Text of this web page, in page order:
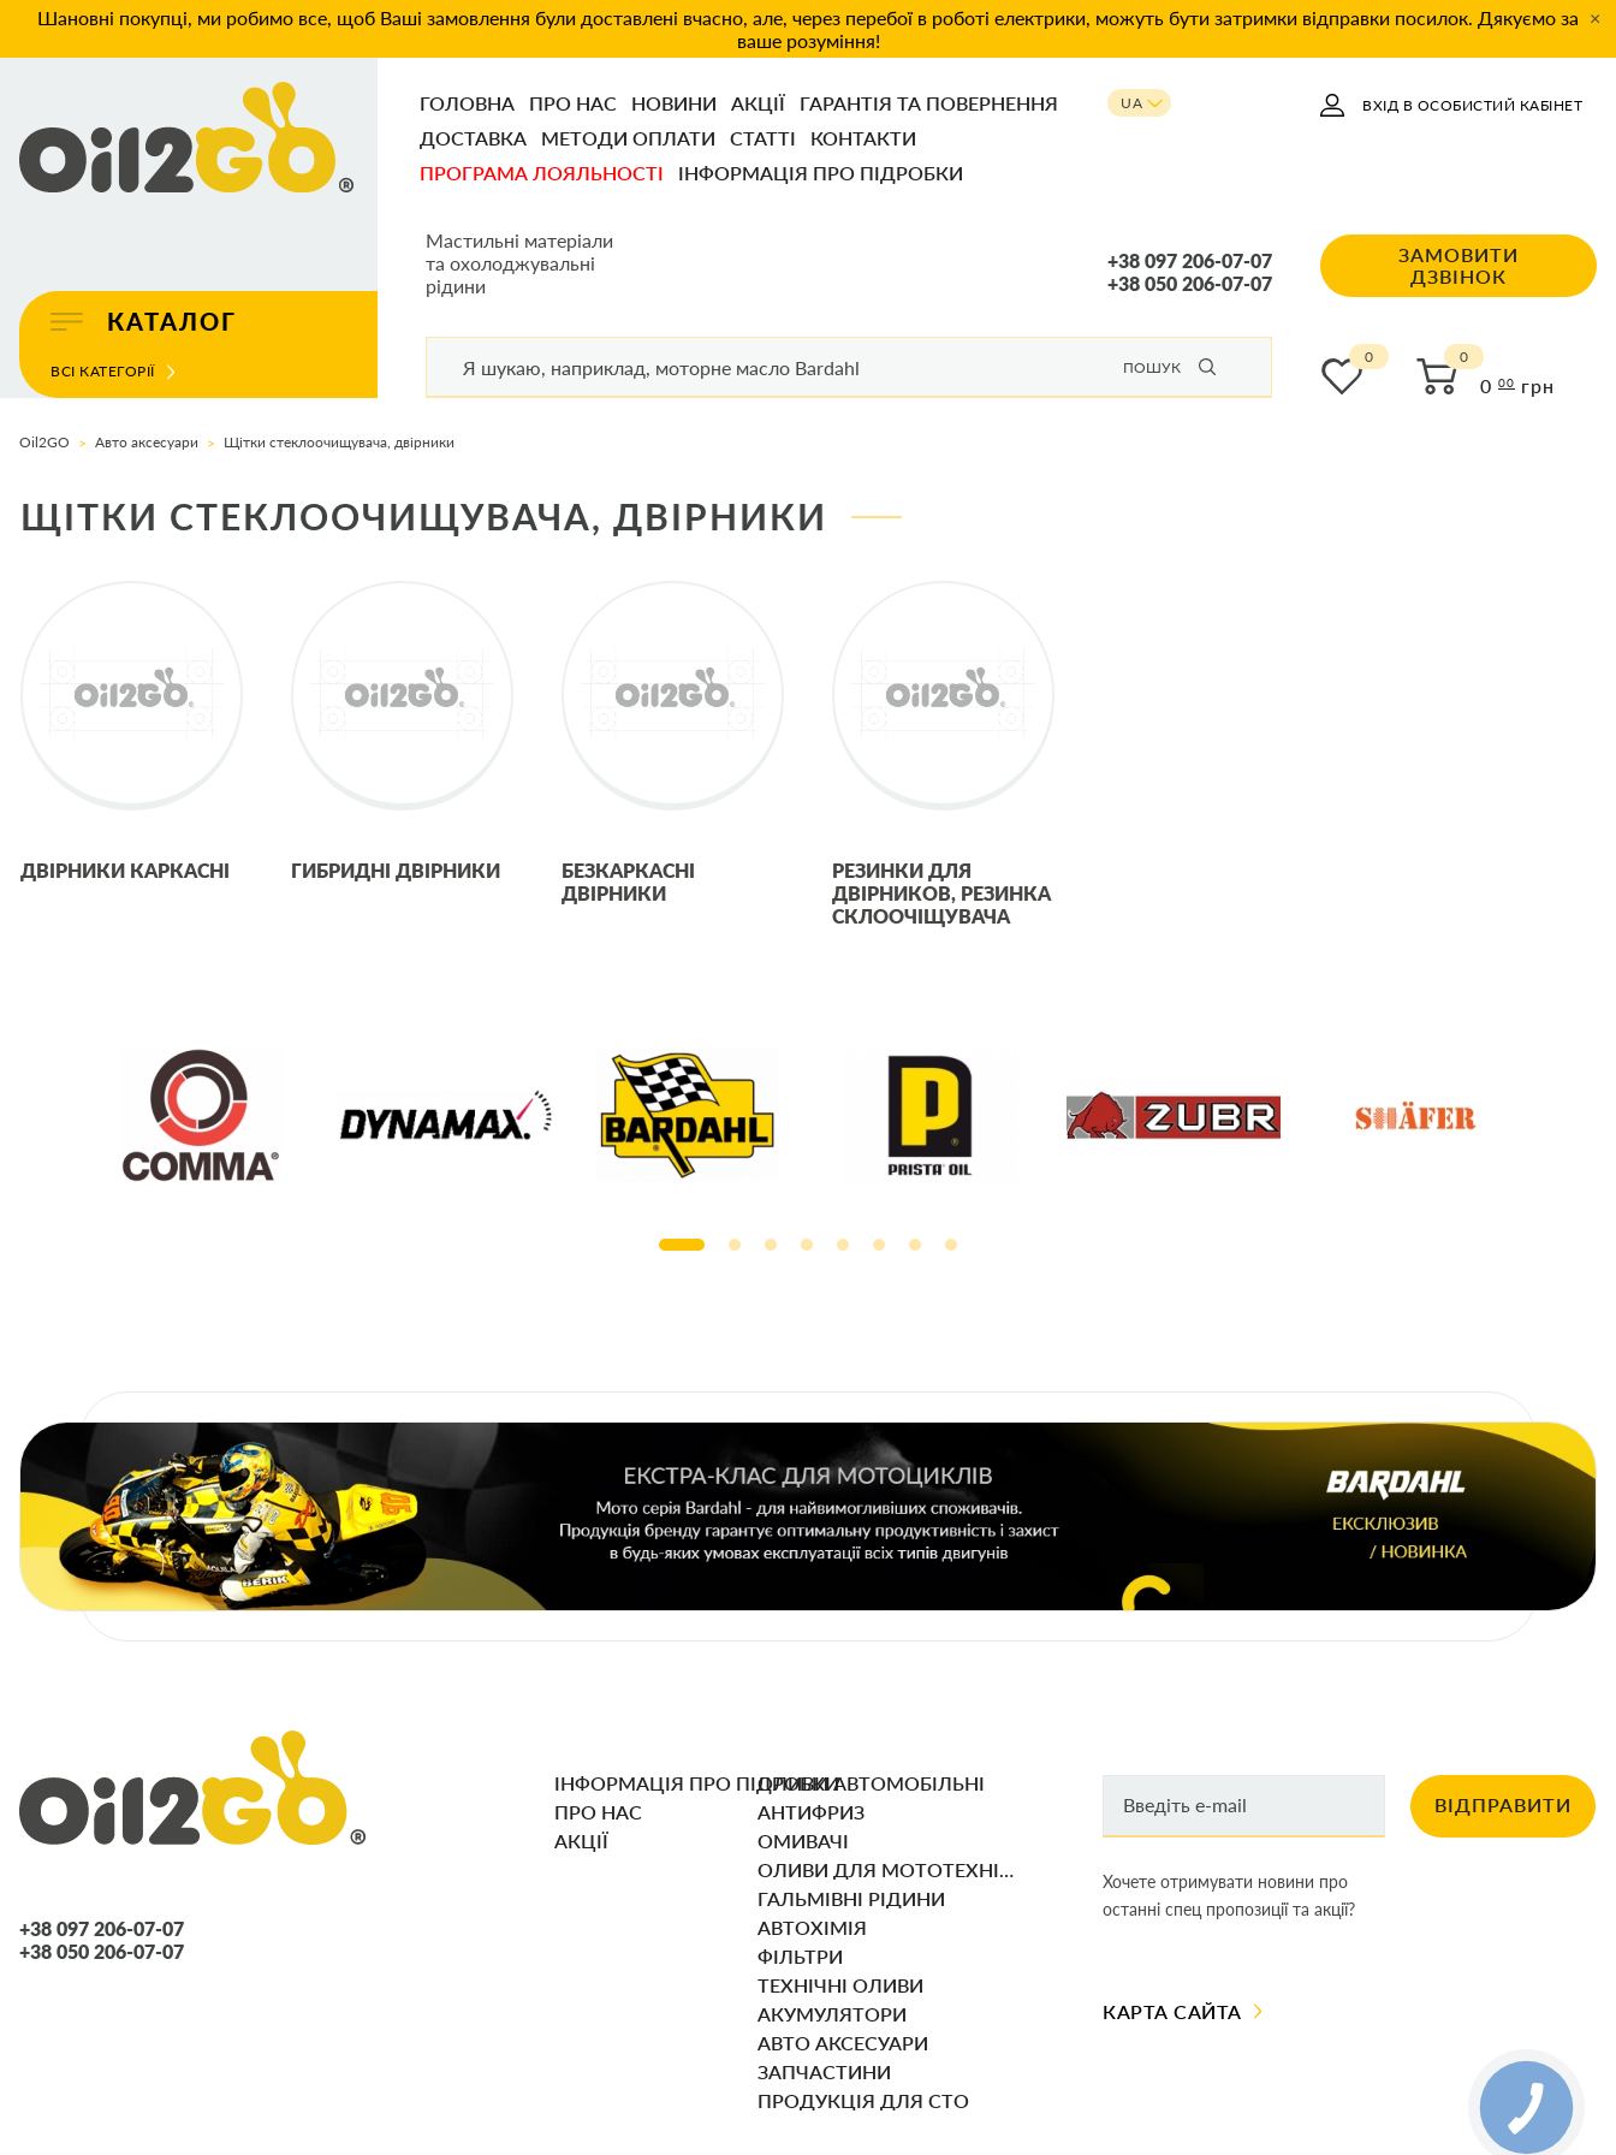
Шановні покупці, ми робимо все, щоб Ваші замовлення були доставлені вчасно, але, через перебої в роботі електрики, можуть бути затримки відправки посилок. Дякуємо за
ваше розуміння!
×
КАТАЛОГ
ВСІ КАТЕГОРІЇ
ГОЛОВНА ПРО НАС НОВИНИ АКЦІЇ
ГАРАНТІЯ ТА ПОВЕРНЕННЯ
ДОСТАВКА
МЕТОДИ ОПЛАТИ СТАТТІ
КОНТАКТИ
ПРОГРАМА ЛОЯЛЬНОСТІ
ІНФОРМАЦІЯ ПРО ПІДРОБКИ
Мастильні матеріали
та охолоджувальні
рідини
UA
+38 097 206-07-07
+38 050 206-07-07
ПОШУК
ВХІД В ОСОБИСТИЙ КАБІНЕТ
ЗАМОВИТИ
ДЗВІНОК
0
0 00 грн
Oil2GO Авто аксесуари Щітки стеклоочищувача, двірники
ЩІТКИ СТЕКЛООЧИЩУВАЧА, ДВІРНИКИ
ДВІРНИКИ КАРКАСНІ ГИБРИДНІ ДВІРНИКИ
БЕЗКАРКАСНІ
ДВІРНИКИ
РЕЗИНКИ ДЛЯ
ДВІРНИКОВ, РЕЗИНКА
СКЛООЧІЩУВАЧА
+38 097 206-07-07
+38 050 206-07-07
ІНФОРМАЦІЯ ПРО ПІДРОБКИ
ПРО НАС
АКЦІЇ
ОЛИВИ АВТОМОБІЛЬНІ
АНТИФРИЗ
ОМИВАЧІ
ОЛИВИ ДЛЯ МОТОТЕХНІКИ
ГАЛЬМІВНІ РІДИНИ
АВТОХІМІЯ
ФІЛЬТРИ
ТЕХНІЧНІ ОЛИВИ
АКУМУЛЯТОРИ
АВТО АКСЕСУАРИ
ЗАПЧАСТИНИ
ПРОДУКЦІЯ ДЛЯ СТО
ВІДПРАВИТИ
Хочете отримувати новини про
останні спец пропозиції та акції?
КАРТА САЙТА